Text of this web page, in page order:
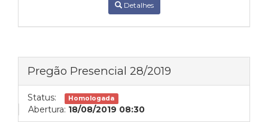
Detalhes
Pregão Presencial 28/2019
Status: Homologada
Abertura: 18/08/2019 08:30